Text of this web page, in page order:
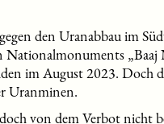
den Uranabbau im
Nationalmonuments
im August 2023. Doch
Uranminen.
von dem Verbot nicht